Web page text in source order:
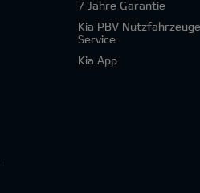
7 Jahre Garantie
Kia PBV Nutzfahrzeuge
Service
Kia App